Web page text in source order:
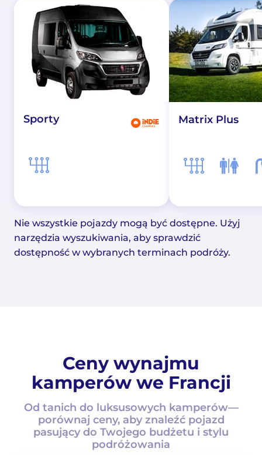
Sporty Matrix Plus
Nie wszystkie pojazdy mogą być dostępne. Użyj
narzędzia wyszukiwania, aby sprawdzić
dostępność w wybranych terminach podróży.
Ceny wynajmu
kamperów we Francji
Od tanich do luksusowych kamperów—
porównaj ceny, aby znaleźć pojazd
pasujący do Twojego budżetu i stylu
podróżowania